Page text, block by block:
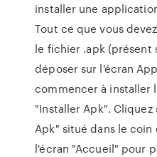
installer une
Tout ce que vous
le fichier .apk (présent
déposer sur l'écran
commencer à installer
"Installer Apk".
Apk" situé dans le coin
l'écran "Accueil" pour